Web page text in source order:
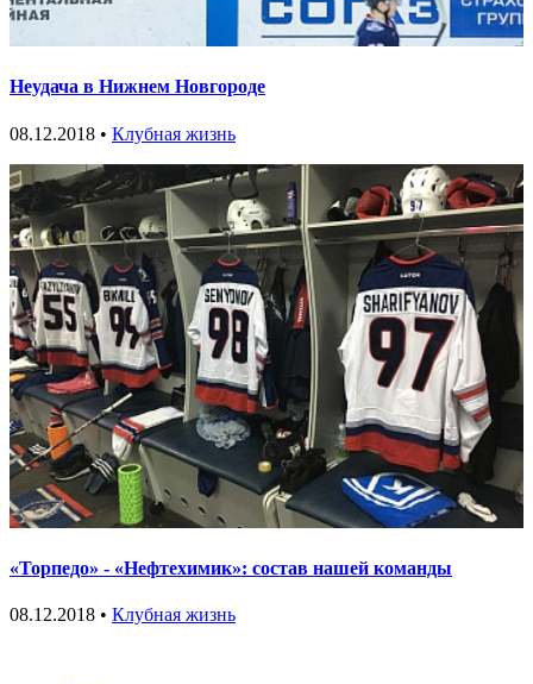
Неудача в Нижнем Новгороде
08.12.2018 • Клубная жизнь
«Торпедо» - «Нефтехимик»: состав нашей команды
08.12.2018 • Клубная жизнь